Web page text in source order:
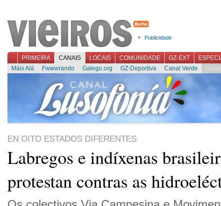
Publicidade
PRIMEIRA CANAIS LOCAIS COMUNIDADE GZ-EXT
Máis Alá
Fwwwrando Galego.org GZ-Deportiva Canal Verde
EN OITO ESTADOS DIFERENTES
Labregos e indíxenas
protestan contras as